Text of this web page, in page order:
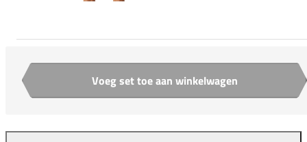
Aantal Voeg set toe aan winkelwagen